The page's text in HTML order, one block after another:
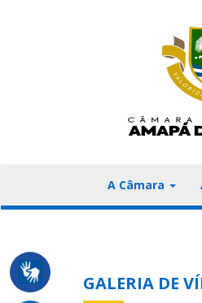
A Câmara
GALERIA DE